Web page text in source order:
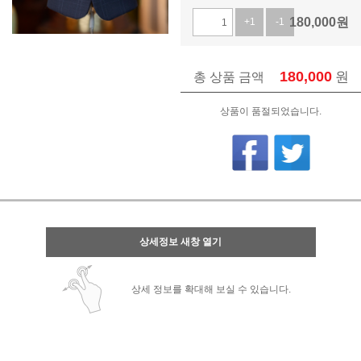
+1 -1 180,000원
총 상품 금액 180,000 원
상품이 품절되었습니다.
상세정보 새창 열기
상세 정보를 확대해 보실 수 있습니다.